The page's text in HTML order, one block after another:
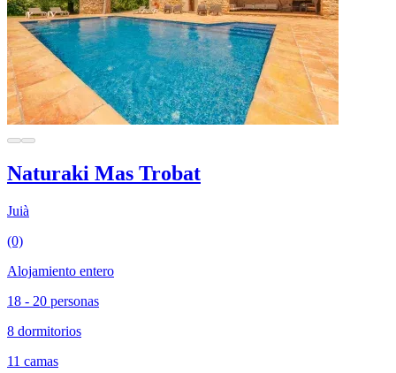
Naturaki Mas Trobat
Juià
(0)
Alojamiento entero
18 - 20 personas
8 dormitorios
11 camas